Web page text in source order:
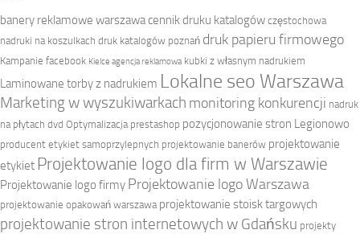
banery reklamowe warszawacennik druku katalogów częstochowa
nadruki na koszulkach druk katalogów poznań druk papieru firmowego
Kampanie facebook Kielce agencja reklamowa kubki z własnym nadrukiem
Laminowane torby z nadrukiem Lokalne seo Warszawa
Marketing w wyszukiwarkach monitoring konkurencji nadruk
na płytach dvd Optymalizacja prestashop pozycjonowanie stron Legionowo
producent etykiet samoprzylepnych projektowanie banerów projektowanie
etykiet Projektowanie logo dla firm w Warszawie
Projektowanie logo firmy Projektowanie logo Warszawa
projektowanie opakowań warszawa projektowanie stoisk targowych
projektowanie stron internetowych w Gdańsku projekty